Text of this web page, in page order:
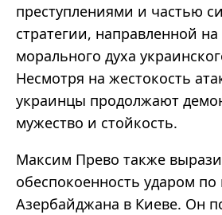
преступлениями и частью
стратегии, направленной
морального духа
Несмотря на жестокость
украинцы продолжают
мужество и стойкость.
Максим Прево также
обеспокоенность ударом по
Азербайджана в Киеве. Он